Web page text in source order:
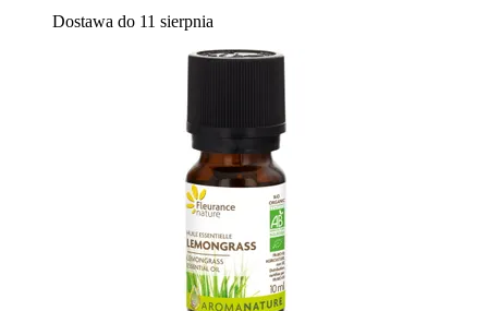
Dostawa do 11 sierpnia